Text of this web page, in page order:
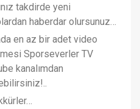
takdirde yeni
haberdar olursunuz…
en az bir adet video
Sporseverler TV
kanalımdan